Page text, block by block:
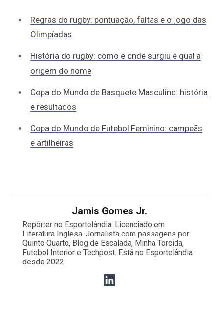
Regras do rugby: pontuação, faltas e o jogo das
Olimpíadas
História do rugby: como e onde surgiu e qual a
origem do nome
Copa do Mundo de Basquete Masculino: história
e resultados
Copa do Mundo de Futebol Feminino: campeãs
e artilheiras
Jamis Gomes Jr.
Repórter no Esportelândia. Licenciado em
Literatura Inglesa. Jornalista com passagens por
Quinto Quarto, Blog de Escalada, Minha Torcida,
Futebol Interior e Techpost. Está no Esportelândia
desde 2022.